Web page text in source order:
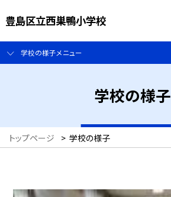
豊島区立西巣鴨小学校
学校の様子メニュー
学校の様子
トップページ > 学校の様子